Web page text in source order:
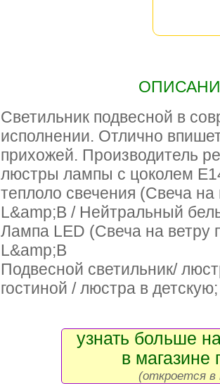
Светильник подвесной в
исполнении. Отлично
прихожей. Производитель
люстры лампы с цоколем
теплоло свечения (Свеча
L&amp;B / Нейтральный
Лампа LED (Свеча на ветру
L&amp;B
Подвесной светильник/
гостиной / люстра в
узнать больше
в магазине
(откроется в